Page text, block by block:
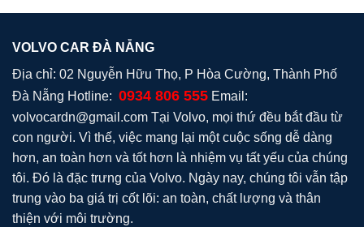
VOLVO CAR ĐÀ NẴNG
Địa chỉ: 02 Nguyễn Hữu Thọ, P Hòa Cường, Thành Phố
Đà Nẵng Hotline: 0934 806 555 Email:
volvocardn@gmail.com Tại Volvo, mọi thứ đều bắt đầu từ
con người. Vì thế, việc mang lại một cuộc sống dễ dàng
hơn, an toàn hơn và tốt hơn là nhiệm vụ tất yếu của chúng
tôi. Đó là đặc trưng của Volvo. Ngày nay, chúng tôi vẫn tập
trung vào ba giá trị cốt lõi: an toàn, chất lượng và thân
thiện với môi trường.